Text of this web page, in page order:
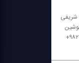
شریفی
حسن زاده، نازنین مهیمنی، سهیلا تیراوی، مینو جبارزاده، محمدرضا قلم بر رادیو نمایش؛ موج اف ام ردیف ۱۰۷/۵ مگاهرتز، تلفن گویا: ۹۸۲۱۲۷۸۶۱۰۷۵+ ارتباطات: ۹۸۲۱۳۳۹۱۴۱۴۲+